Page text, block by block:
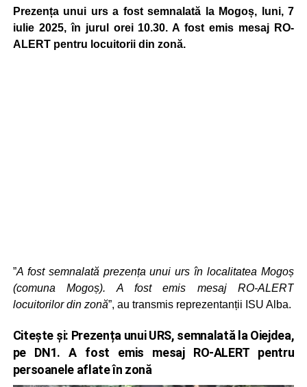
Prezența unui urs a fost semnalată la Mogoș, luni, 7
iulie 2025, în jurul orei 10.30. A fost emis mesaj RO-
ALERT pentru locuitorii din zonă.
”A fost semnalată prezența unui urs în localitatea Mogoș
(comuna Mogoș). A fost emis mesaj RO-ALERT
locuitorilor din zonă”, au transmis reprezentanții ISU Alba.
Citește și: Prezența unui URS, semnalată la Oiejdea,
pe DN1. A fost emis mesaj RO-ALERT pentru
persoanele aflate în zonă